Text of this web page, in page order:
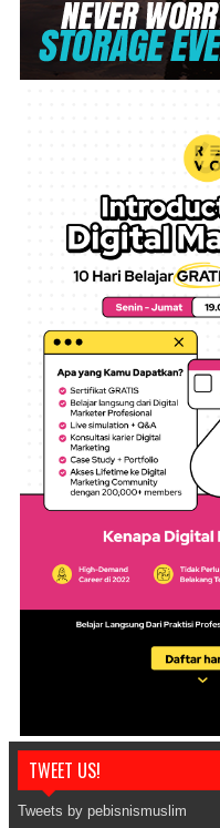
TWEET US!
Tweets by pebisnismuslim